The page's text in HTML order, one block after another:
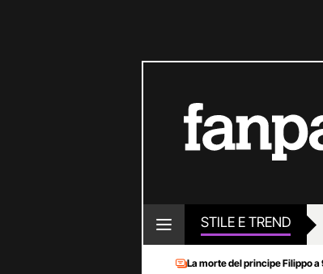
STILE E TREND
La morte del principe Filippo a